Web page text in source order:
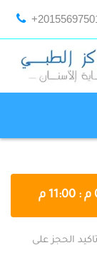
الحجز على